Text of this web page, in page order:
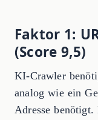
Faktor 1:
(Score 9,5)
KI-Crawler
analog wie ein
Adresse